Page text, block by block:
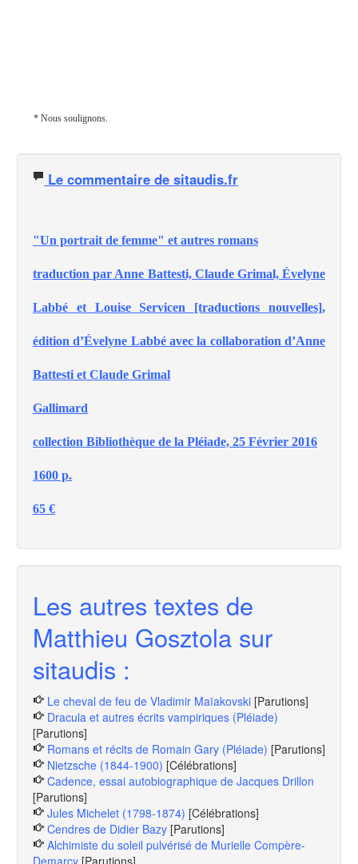
* Nous soulignons.
Le commentaire de sitaudis.fr
"Un portrait de femme" et autres romans
traduction par Anne Battesti, Claude Grimal, Évelyne
Labbé et Louise Servicen [traductions nouvelles],
édition d’Évelyne Labbé avec la collaboration d’Anne
Battesti et Claude Grimal
Gallimard
collection Bibliothèque de la Pléiade, 25 Février 2016
1600 p.
65 €
Les autres textes de
Matthieu Gosztola sur
sitaudis :
Le cheval de feu de Vladimir Maïakovski [Parutions]
Dracula et autres écrits vampiriques (Pléiade)
[Parutions]
Romans et récits de Romain Gary (Pléiade) [Parutions]
Nietzsche (1844-1900) [Célébrations]
Cadence, essai autobiographique de Jacques Drillon
[Parutions]
Jules Michelet (1798-1874) [Célébrations]
Cendres de Didier Bazy [Parutions]
Alchimiste du soleil pulvérisé de Murielle Compère-
Demarcy [Parutions]